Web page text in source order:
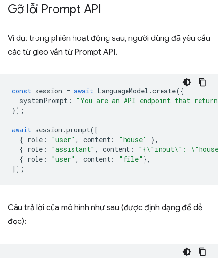
Gỡ lỗi Prompt API
Ví dụ: trong phiên hoạt động sau, người dùng đã yêu cầu
các từ gieo vần từ Prompt API.
const session = await LanguageModel .create({
systemPrompt :
"You are an API endpoint that
});
await session .prompt([
{ role : "user" , content : "house"
},
{ role : "assistant" , content :
"{\"input\":
{ role : "user" , content : "file" },
]);
Câu trả lời của mô hình như sau (được định dạng để dễ
đọc):